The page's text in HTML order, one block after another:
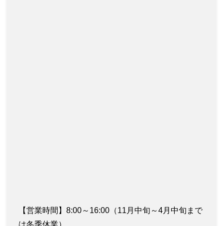
【営業時間】8:00～16:00（11月中旬～4月中旬まで
は冬季休業）